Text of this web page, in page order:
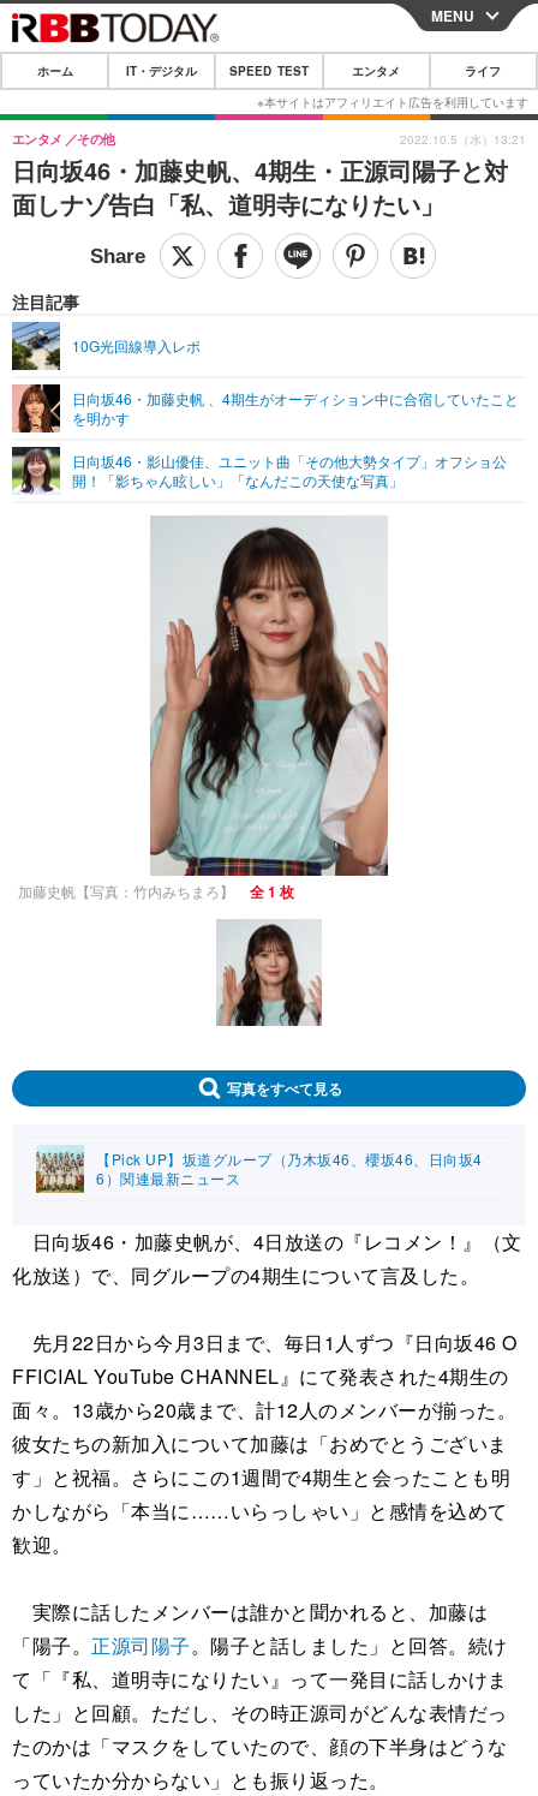
CLOSE
ホーム
IT・デジタル
IT・デジタルTOP スマートフォン
ガジェット・ツール
ショッピング その他
SPEED TEST
エンタメTOP 映画・ドラマ
グラビア
ショッピング その他
ライフTOP
その他
リリース一覧
プッシュ通知の停止方法
MENU
ホーム IT・デジタル SPEED TEST エンタメ ライフ
日向坂46・加藤史帆、4期生・正源司陽子と対
面しナゾ告白「私、道明寺になりたい」
エンタメ その他
注目記事
10G光回線導入レポ
日向坂46・加藤史帆 、4期生がオーディション中に合宿していたこと
を明かす
日向坂46・影山優佳、ユニット曲「その他大勢タイプ」オフショ公
開！「影ちゃん眩しい」「なんだこの天使な写真」
2022.10.5（水）13:21
加藤史帆【写真：竹内みちまろ】 全 1 枚
写真をすべて見る
【Pick UP】坂道グループ（乃木坂46、櫻坂46、日向坂4
6）関連最新ニュース
日向坂46・加藤史帆が、4日放送の『レコメン！』（文
化放送）で、同グループの4期生について言及した。
先月22日から今月3日まで、毎日1人ずつ『日向坂46 O
FFICIAL YouTube CHANNEL』にて発表された4期生の
面々。13歳から20歳まで、計12人のメンバーが揃った。
彼女たちの新加入について加藤は「おめでとうございま
す」と祝福。さらにこの1週間で4期生と会ったことも明
かしながら「本当に……いらっしゃい」と感情を込めて
歓迎。
実際に話したメンバーは誰かと聞かれると、加藤は
「陽子。 正源司陽子。陽子と話しました」と回答。続け
て「『私、道明寺になりたい』って一発目に話しかけま
した」と回顧。ただし、その時正源司がどんな表情だっ
たのかは「マスクをしていたので、顔の下半身はどうな
っていたか分からない」とも振り返った。